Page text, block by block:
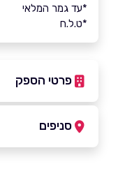
*עד גמר המלאי
*ט.ל.ח
פרטי הספק
סניפים